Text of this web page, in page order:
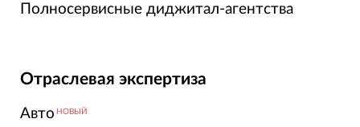
Полносервисные диджитал-агентства
Отраслевая экспертиза
Авто НОВЫЙ